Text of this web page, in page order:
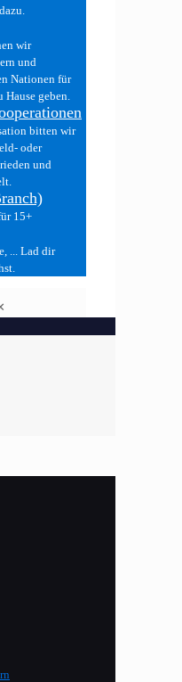
wir
und
Nationen für
Hause geben.
bitten wir
oder
und
15+
... Lad dir